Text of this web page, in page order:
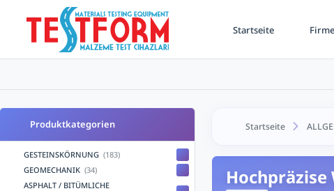
Startseite
Produktkategorien
GESTEINSKÖRNUNG (183)
GEOMECHANIK (34)
ASPHALT / BITÜMLICHE
Startseite
Hochpräzise